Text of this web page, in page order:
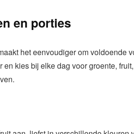
en porties
het eenvoudiger om voldoende
en kies bij elke dag voor groente,